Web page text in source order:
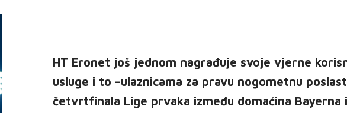
HT Eronet još jednom nagrađuje svoje vjerne
usluge i to –ulaznicama za pravu nogometnu
četvrtfinala Lige prvaka između domaćina Bayerna